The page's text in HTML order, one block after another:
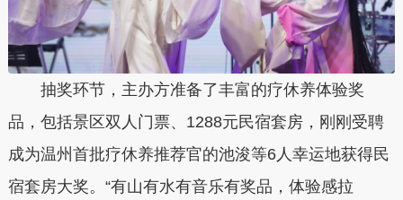
抽奖环节，主办方准备了丰富的疗休养体验奖
品，包括景区双人门票、1288元民宿套房，刚刚受聘
成为温州首批疗休养推荐官的池浚等6人幸运地获得民
宿套房大奖。“有山有水有音乐有奖品，体验感拉